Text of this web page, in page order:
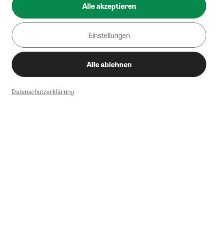
Alle akzeptieren
Einstellungen
Alle ablehnen
Datenschutzerklärung